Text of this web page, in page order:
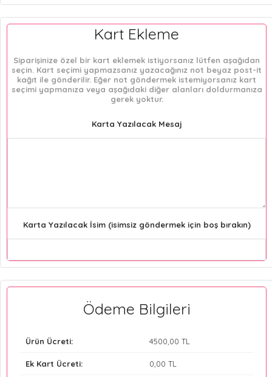
Kart Ekleme
Siparişinize özel bir kart eklemek istiyorsanız lütfen aşağıdan
seçin. Kart seçimi yapmazsanız yazacağınız not beyaz post-it
kağıt ile gönderilir. Eğer not göndermek istemiyorsanız kart
seçimi yapmanıza veya aşağıdaki diğer alanları doldurmanıza
gerek yoktur.
Karta Yazılacak Mesaj
Karta Yazılacak İsim (isimsiz göndermek için boş bırakın)
Ödeme Bilgileri
Ürün Ücreti: 4500 ,00 TL
Ek Kart Ücreti: 0 ,00 TL